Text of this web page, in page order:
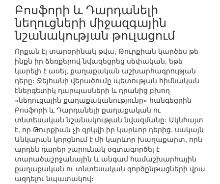
Բոսֆորի և Դարդանելի
նեղուցների միջազգային
նշանակության թուլացում
Որքան էլ տարօրինակ թվա, Թուրքիան կարծես թե
ինքն իր ձեռքերով նվազեցրեց սեփական, եթե
կարելի է ասել, քաղաքական աշխարհագրության
դերը։ Ջեյհանի վերածումը պետության հիմնական
էներգետիկ դարպասների և դրանից բխող
«նեղուցային քաղաքականությունը» հանգեցրին
Բոսֆորի և Դարդանելի քաղաքական ու
տնտեսական նշանակության նվազմանը։ Ակնհայտ
է, որ Թուրքիան չի զրկվի իր կարևոր դերից, սակայն
Անկարան կորցնում է մի կարևոր խաղաքարտ, որն
արդեն դարեր շարունակ օգտագործել է
տարածաշրջանային և անգամ համաշխարհային
քաղաքական ու տնտեսական գործընթացների վրա
ազդելու նպատակով։